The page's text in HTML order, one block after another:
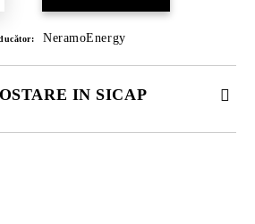
NeramoEnergy
IN SICAP